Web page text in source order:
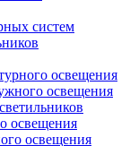
систем
освещения
освещения
освещения
освещения